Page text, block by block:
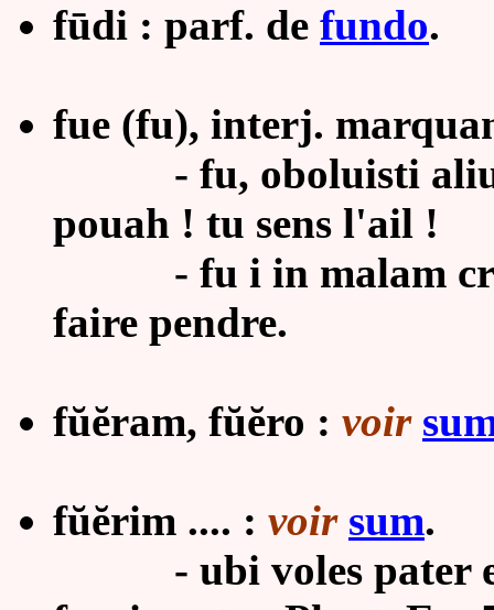
fūdi : parf. de fundo.
fue (fu), interj.
- fu, oboluisti
pouah ! tu sens l'ail !
- fu i in malam
faire pendre.
fŭĕram, fŭĕro : voir
fŭĕrim .... : voir sum.
- ubi voles pater